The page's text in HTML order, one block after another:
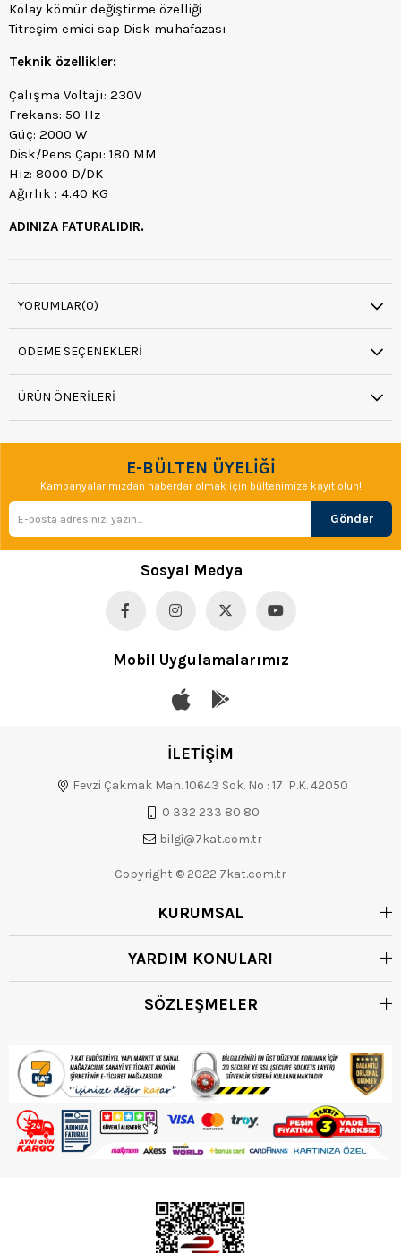
Kolay kömür değiştirme özelliği
Titreşim emici sap Disk muhafazası
Teknik özellikler:
Çalışma Voltajı: 230V
Frekans: 50 Hz
Güç: 2000 W
Disk/Pens Çapı: 180 MM
Hız: 8000 D/DK
Ağırlık : 4.40 KG
ADINIZA FATURALIDIR.
YORUMLAR(0)
ÖDEME SEÇENEKLERI
ÜRÜN ÖNERILERI
E-BÜLTEN ÜYELİĞİ
Kampanyalarımızdan haberdar olmak için bültenimize kayıt olun!
Gönder
Sosyal Medya
Mobil Uygulamalarımız
İLETİŞİM
Fevzi Çakmak Mah. 10643 Sok. No : 17 P.K. 42050
0 332 233 80 80
bilgi@7kat.com.tr
Copyright © 2022 7kat.com.tr
KURUMSAL
YARDIM KONULARI
SÖZLEŞMELER